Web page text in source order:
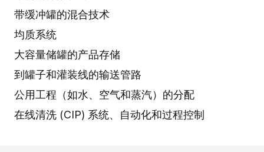
带缓冲罐的混合技术
均质系统
大容量储罐的产品存储
到罐子和灌装线的输送管路
公用工程（如水、空气和蒸汽）的分配
在线清洗 (CIP) 系统、自动化和过程控制